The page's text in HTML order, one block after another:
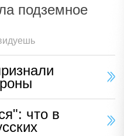
подземное
что в